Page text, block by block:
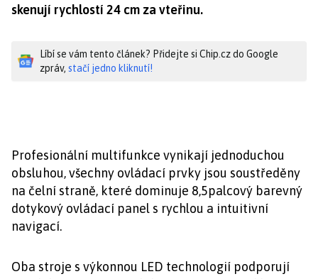
skenují rychlostí 24 cm za vteřinu.
Líbí se vám tento článek? Přidejte si Chip.cz do Google
zpráv, stačí jedno kliknutí!
Profesionální multifunkce vynikají jednoduchou
obsluhou, všechny ovládací prvky jsou soustředěny
na čelní straně, které dominuje 8,5palcový barevný
dotykový ovládací panel s rychlou a intuitivní
navigací.
Oba stroje s výkonnou LED technologií podporují